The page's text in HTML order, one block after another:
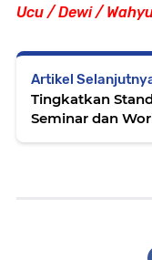
Ucu / Dewi /
Artikel
Tingkatkan
Seminar dan